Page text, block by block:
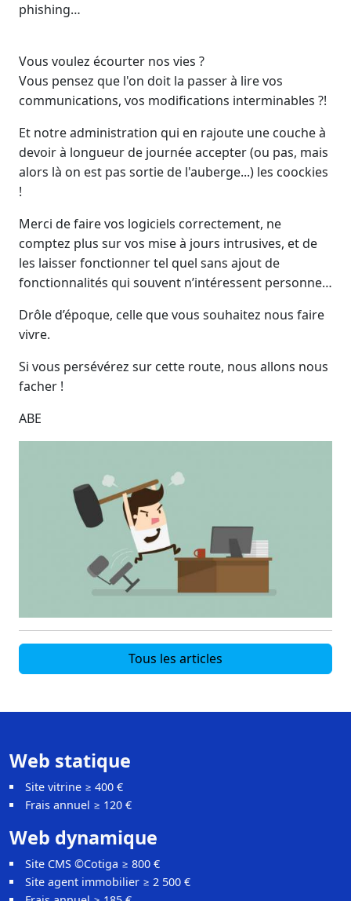
phishing…
Vous voulez écourter nos vies ?
Vous pensez que l'on doit la passer à lire vos
communications, vos modifications interminables ?!
Et notre administration qui en rajoute une couche à
devoir à longueur de journée accepter (ou pas, mais
alors là on est pas sortie de l'auberge...) les coockies
!
Merci de faire vos logiciels correctement, ne
comptez plus sur vos mise à jours intrusives, et de
les laisser fonctionner tel quel sans ajout de
fonctionnalités qui souvent n’intéressent personne…
Drôle d’époque, celle que vous souhaitez nous faire
vivre.
Si vous persévérez sur cette route, nous allons nous
facher !
ABE
Tous les articles
Web statique
Site vitrine ≥ 400 €
Frais annuel ≥ 120 €
Web dynamique
Site CMS ©Cotiga ≥ 800 €
Site agent immobilier ≥ 2 500 €